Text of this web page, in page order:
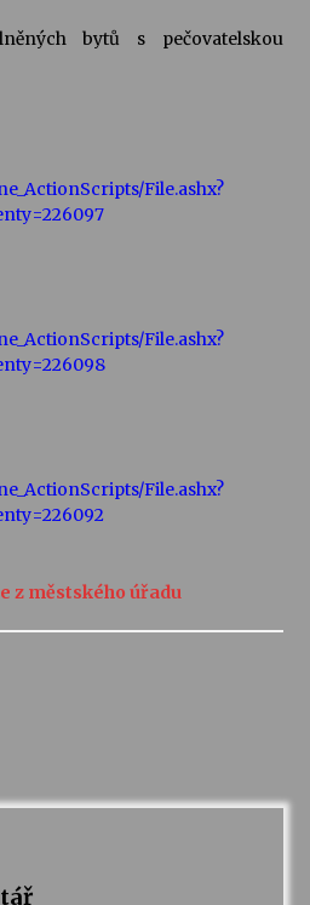
na integrační festival Quijotova
28. 7.–1. 8. 2026
ve Stromovce: Rufus Miller
bytů s pečovatelskou
File.ashx?
File.ashx?
File.ashx?
z městského úřadu